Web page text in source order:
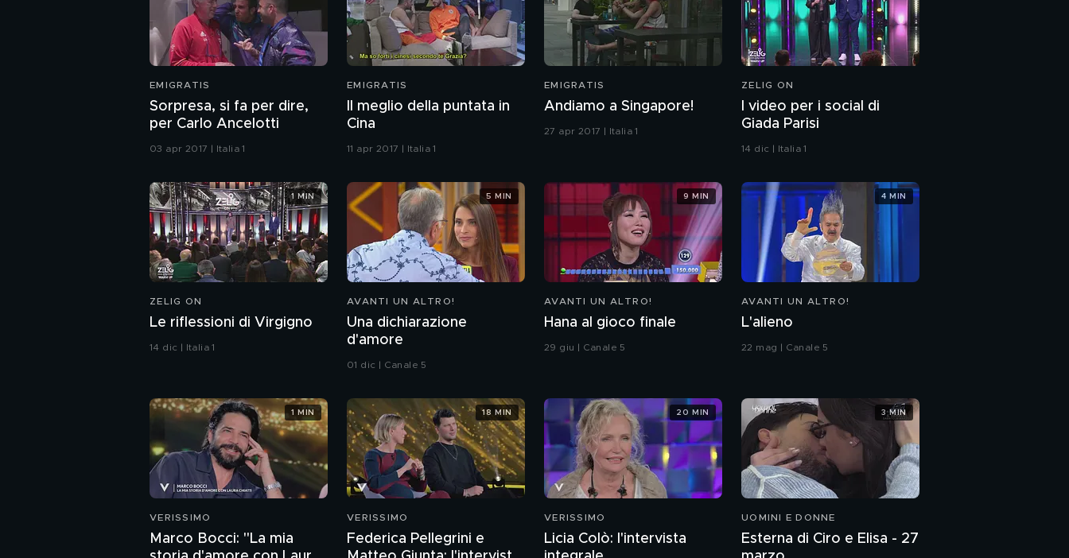
EMIGRATIS
Sorpresa, si fa per dire,
per Carlo Ancelotti
03 apr 2017 | Italia 1
EMIGRATIS
Il meglio della puntata in
Cina
11 apr 2017 | Italia 1
EMIGRATIS
Andiamo a Singapore!
27 apr 2017 | Italia 1
ZELIG ON
I video per i social di
Giada Parisi
14 dic | Italia 1
ZELIG ON
Le riflessioni di Virgigno
14 dic | Italia 1
1 MIN
AVANTI UN ALTRO!
Una dichiarazione
d'amore
01 dic | Canale 5
5 MIN
AVANTI UN ALTRO!
Hana al gioco finale
29 giu | Canale 5
9 MIN
AVANTI UN ALTRO!
L'alieno
22 mag | Canale 5
4 MIN
VERISSIMO
Marco Bocci: "La mia
1 MIN
VERISSIMO
Federica Pellegrini e
18 MIN
VERISSIMO
Licia Colò: l'intervista
20 MIN
UOMINI E DONNE
Esterna di Ciro e Elisa - 27
3 MIN